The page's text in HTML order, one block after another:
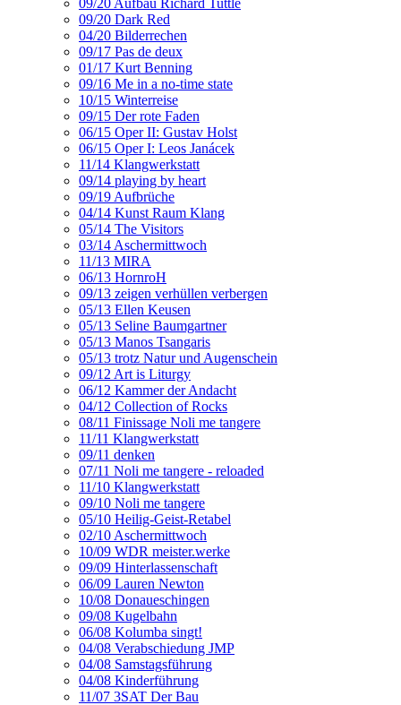
09/20 Aufbau Richard Tuttle
09/20 Dark Red
04/20 Bilderrechen
09/17 Pas de deux
01/17 Kurt Benning
09/16 Me in a no-time state
10/15 Winterreise
09/15 Der rote Faden
06/15 Oper II: Gustav Holst
06/15 Oper I: Leos Janácek
11/14 Klangwerkstatt
09/14 playing by heart
09/19 Aufbrüche
04/14 Kunst Raum Klang
05/14 The Visitors
03/14 Aschermittwoch
11/13 MIRA
06/13 HornroH
09/13 zeigen verhüllen verbergen
05/13 Ellen Keusen
05/13 Seline Baumgartner
05/13 Manos Tsangaris
05/13 trotz Natur und Augenschein
09/12 Art is Liturgy
06/12 Kammer der Andacht
04/12 Collection of Rocks
08/11 Finissage Noli me tangere
11/11 Klangwerkstatt
09/11 denken
07/11 Noli me tangere - reloaded
11/10 Klangwerkstatt
09/10 Noli me tangere
05/10 Heilig-Geist-Retabel
02/10 Aschermittwoch
10/09 WDR meister.werke
09/09 Hinterlassenschaft
06/09 Lauren Newton
10/08 Donaueschingen
09/08 Kugelbahn
06/08 Kolumba singt!
04/08 Verabschiedung JMP
04/08 Samstagsführung
04/08 Kinderführung
11/07 3SAT Der Bau